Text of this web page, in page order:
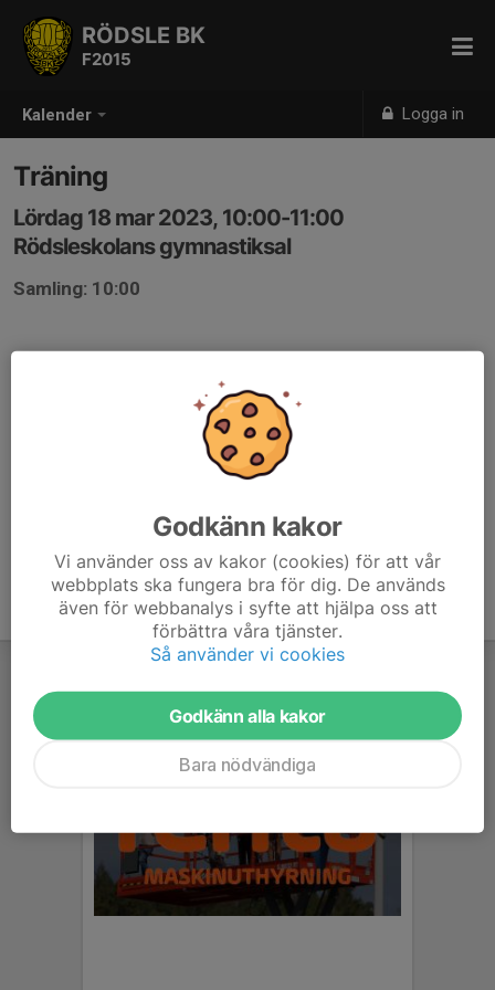
Kalender Logga in
RÖDSLE BK
F2015
Träning
Lördag 18 mar 2023, 10:00-11:00
Rödsleskolans gymnastiksal
Samling: 10:00
Godkänn kakor
Vi använder oss av kakor (cookies) för att vår
webbplats ska fungera bra för dig. De används
även för webbanalys i syfte att hjälpa oss att
förbättra våra tjänster.
Så använder vi cookies
Godkänn alla kakor
Bara nödvändiga